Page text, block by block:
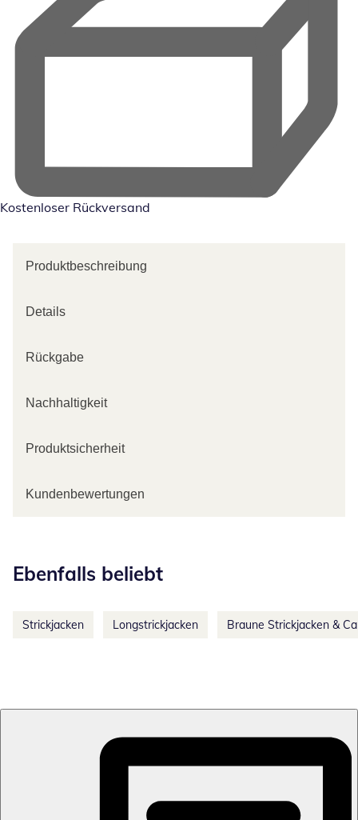
Kostenloser Rückversand
Produktbeschreibung
Details
Rückgabe
Nachhaltigkeit
Produktsicherheit
Kundenbewertungen
Ebenfalls beliebt
Strickjacken Longstrickjacken Braune Strickjacken &